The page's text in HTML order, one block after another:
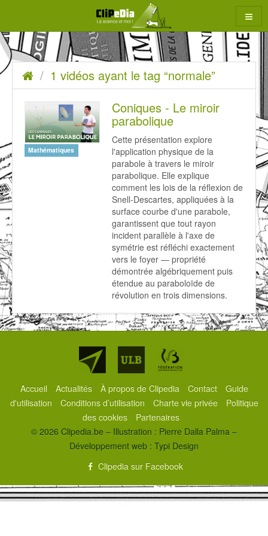
contenu
1
vidéos
ayant
le
tag
“normale”
Accueil1 vidéos ayant le tag “normale”
Mathématiques
Coniques - Le miroir
parabolique
Cette présentation explore
l'application physique de la
parabole à travers le miroir
parabolique. Elle explique
comment les lois de la réflexion de
Snell-Descartes, appliquées à la
surface courbe d'une parabole,
garantissent que tout rayon
incident parallèle à l'axe de
symétrie est réfléchi exactement
vers le foyer — propriété
démontrée algébriquement puis
étendue au paraboloïde de
révolution en trois dimensions.
Partenaires
Accueil Actualités À propos de Clipedia Contact
Guide
d'utilisation
Conditions d’utilisation Charte vie privée
Politique
des cookies
Partenaires
© 2026 Clipedia.be – Illustration : Pierre Dalla Palma –
Développement web : Typi Design
Clipedia sur Facebook